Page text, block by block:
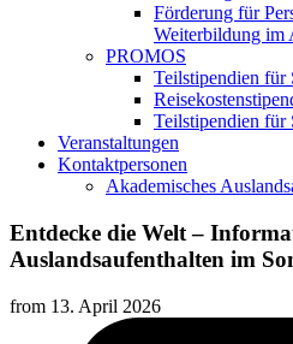
Förderung für
Weiterbildung im
PROMOS
Teilstipendien für
Teilstipendien für
Veranstaltungen
Kontaktpersonen
Akademisches
Entdecke die Welt –
Auslandsaufenthalten im
from 13. April 2026